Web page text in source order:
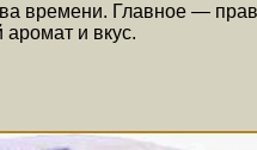
времени. Главное —
и вкус.